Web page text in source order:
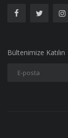
Bültenimize Katılın